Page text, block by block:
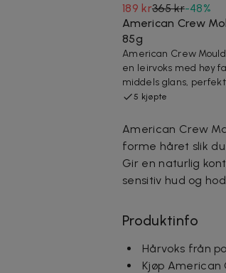
189 kr365 kr-48%
American Crew
85g
American Crew
en leirvoks med høy
middels glans, perfekt
5 kjøpte
American Crew
forme håret slik du
Gir en naturlig
sensitiv hud og
Produktinfo
Hårvoks från
Kjøp